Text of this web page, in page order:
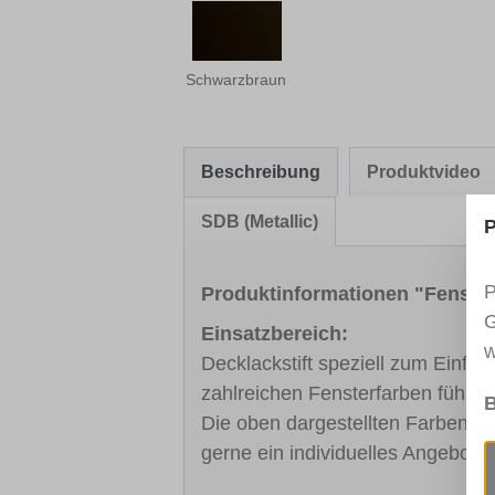
Schwarzbraun
Beschreibung Produktvideo
SDB (Metallic)
Produktinformationen
Einsatzbereich:
Decklackstift speziell zum
zahlreichen Fensterfarben
Die oben dargestellten Farben
gerne ein individuelles